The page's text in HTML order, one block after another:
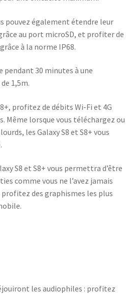
pouvez également étendre leur
au port microSD, et profiter de
à la norme IP68.
pendant 30 minutes à une
1,5m.
profitez de débits Wi-Fi et 4G
Même lorsque vous téléchargez ou
les Galaxy S8 et S8+ vous
S8 et S8+ vous permettra d’être
comme vous ne l’avez jamais
profitez des graphismes les plus
les audiophiles : profitez